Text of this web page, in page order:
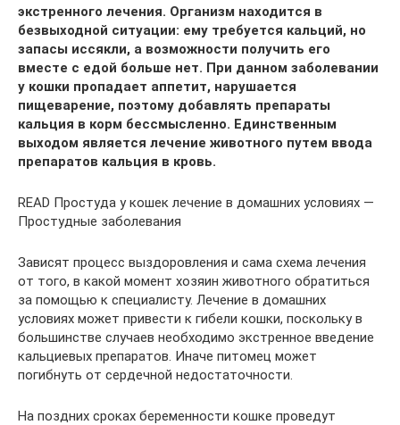
экстренного лечения. Организм находится в
безвыходной ситуации: ему требуется кальций, но
запасы иссякли, а возможности получить его
вместе с едой больше нет. При данном заболевании
у кошки пропадает аппетит, нарушается
пищеварение, поэтому добавлять препараты
кальция в корм бессмысленно. Единственным
выходом является лечение животного путем ввода
препаратов кальция в кровь.
READ Простуда у кошек лечение в домашних условиях —
Простудные заболевания
Зависят процесс выздоровления и сама схема лечения
от того, в какой момент хозяин животного обратиться
за помощью к специалисту. Лечение в домашних
условиях может привести к гибели кошки, поскольку в
большинстве случаев необходимо экстренное введение
кальциевых препаратов. Иначе питомец может
погибнуть от сердечной недостаточности.
На поздних сроках беременности кошке проведут